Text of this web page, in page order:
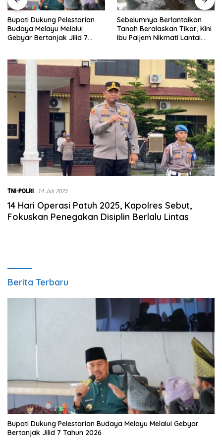
Sebelumnya Berlantaikan
Tanah Beralaskan Tikar, Kini
Ibu Paijem Nikmati Lantai
0208/Asahan
Jumat Berkah Polsek Lima
Puluh, Kapolsek Salomo
Sagala Salurkan Sembako
TNI-POLRI 14 Juli 2025
14 Hari Operasi Patuh 2025, Kapolres Sebut,
Fokuskan Penegakan Disiplin Berlalu Lintas
Berita Terbaru
Bupati Dukung Pelestarian Budaya Melayu Melalui Gebyar
Bertanjak Jilid 7 Tahun 2026